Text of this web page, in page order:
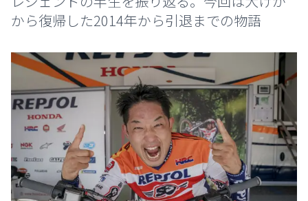
から復帰した2014年から引退までの物語